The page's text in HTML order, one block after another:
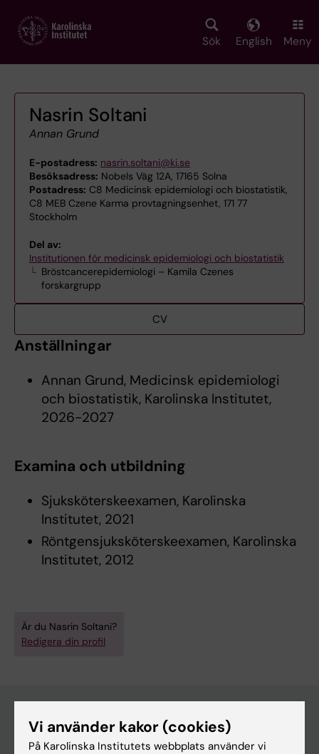
main
Sök English Meny
Nasrin Soltani
Annan Grund
E-postadress: nasrin.soltani@ki.se
Besöksadress: Nobels Väg 12A, 17165 Solna
Postadress: C8 Medicinsk epidemiologi och biostatistik,
C8 MEB Czene Karma provtagningsenhet, 171 77
Stockholm
Del av:
Institutionen för medicinsk epidemiologi och biostatistik
Bröstcancerepidemiologi – Kamila Czenes
forskargrupp
CV
Anställningar
Annan Grund, Medicinsk epidemiologi
och biostatistik, Karolinska Institutet,
2026-2027
Examina och utbildning
Sjuksköterskeexamen, Karolinska
Institutet, 2021
Röntgensjuksköterskeexamen, Karolinska
Institutet, 2012
Är du Nasrin Soltani?
Redigera din profil
Huvudmeny
Vi använder kakor (cookies)
På Karolinska Institutets webbplats använder vi